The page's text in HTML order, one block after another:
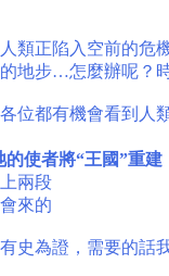
類正陷入空前的危
地步…怎麼辦呢？
位都有機會看到人
使者將“王國”重
兩段
來的
史為證，需要的話